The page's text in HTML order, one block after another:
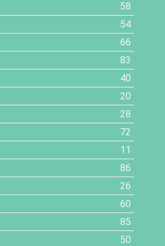
58
54
66
83
40
20
28
72
11
86
26
60
85
50